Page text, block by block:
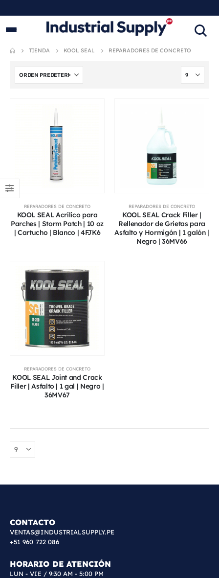
PRODUCTOS INDUSTRIALES
ORIGINALES
TIENDA KOOL SEAL REPARADORES DE CONCRETO
REPARADORES DE CONCRETO
KOOL SEAL Acrílico para
Parches | Storm Patch | 10 oz
| Cartucho | Blanco | 4FJK6
REPARADORES DE CONCRETO
KOOL SEAL Crack Filler |
Rellenador de Grietas para
Asfalto y Hormigón | 1 galón |
Negro | 36MV66
REPARADORES DE CONCRETO
KOOL SEAL Joint and Crack
Filler | Asfalto | 1 gal | Negro |
36MV67
CONTACTO
VENTAS@INDUSTRIALSUPPLY.PE
+51 960 722 086
HORARIO DE ATENCIÓN
LUN - VIE / 9:30 AM - 5:00 PM